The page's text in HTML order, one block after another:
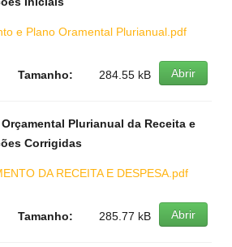
e Plano Oramental Plurianual.pdf
Abrir
Tamanho: 284.55 kB
Plurianual da Receita e
Corrigidas
DA RECEITA E DESPESA.pdf
Abrir
Tamanho: 285.77 kB